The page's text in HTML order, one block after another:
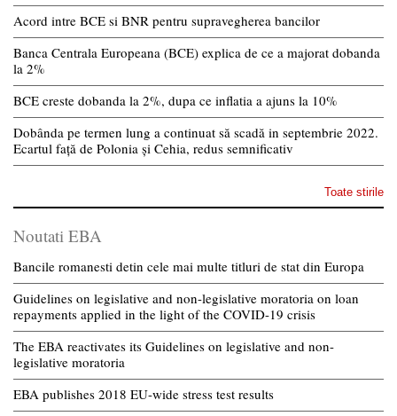
Acord intre BCE si BNR pentru supravegherea bancilor
Banca Centrala Europeana (BCE) explica de ce a majorat dobanda
la 2%
BCE creste dobanda la 2%, dupa ce inflatia a ajuns la 10%
Dobânda pe termen lung a continuat să scadă in septembrie 2022.
Ecartul față de Polonia și Cehia, redus semnificativ
Toate stirile
Noutati EBA
Bancile romanesti detin cele mai multe titluri de stat din Europa
Guidelines on legislative and non-legislative moratoria on loan
repayments applied in the light of the COVID-19 crisis
The EBA reactivates its Guidelines on legislative and non-
legislative moratoria
EBA publishes 2018 EU-wide stress test results